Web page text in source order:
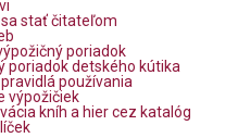
stať čitateľom
poriadok
poriadok detského kútika
používania
výpožičiek
kníh a hier cez katalóg